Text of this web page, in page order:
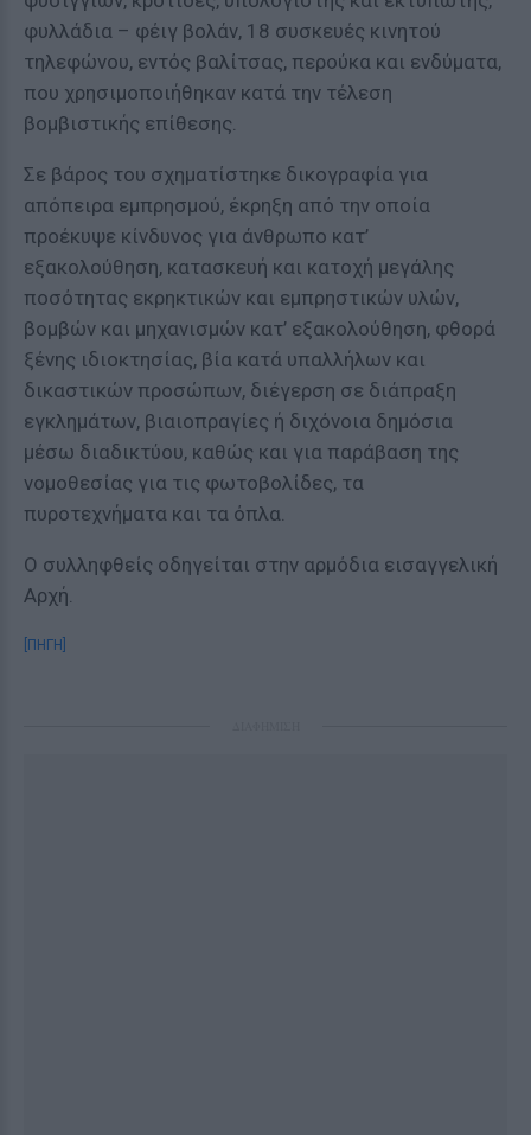
φυλλάδια – φέιγ βολάν, 18 συσκευές κινητού
τηλεφώνου, εντός βαλίτσας, περούκα και ενδύματα,
που χρησιμοποιήθηκαν κατά την τέλεση
βομβιστικής επίθεσης.
Σε βάρος του σχηματίστηκε δικογραφία για
απόπειρα εμπρησμού, έκρηξη από την οποία
προέκυψε κίνδυνος για άνθρωπο κατ’
εξακολούθηση, κατασκευή και κατοχή μεγάλης
ποσότητας εκρηκτικών και εμπρηστικών υλών,
βομβών και μηχανισμών κατ’ εξακολούθηση, φθορά
ξένης ιδιοκτησίας, βία κατά υπαλλήλων και
δικαστικών προσώπων, διέγερση σε διάπραξη
εγκλημάτων, βιαιοπραγίες ή διχόνοια δημόσια
μέσω διαδικτύου, καθώς και για παράβαση της
νομοθεσίας για τις φωτοβολίδες, τα
πυροτεχνήματα και τα όπλα.
Ο συλληφθείς οδηγείται στην αρμόδια εισαγγελική
Αρχή.
[ΠΗΓΗ]